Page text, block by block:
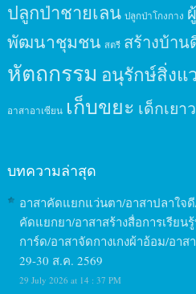
ปลูกป่าชายเลน ปลูกป่าโกงกาง
พัฒนาชุมชน สตรี สร้างบ้าน
หัตถกรรม อนุรักษ์สิ่งแ
อาสาอาเซียน เก็บขยะ เด็กเยา
บทความล่าสุด
อาสาคัดแยกแว่นตา/อาสาปลาใจ
คัดแยกยา/อาสาสร้างสื่อการเรีย
การ์ด/อาสาจัดกางเกงผ้าอ้อม/อา
29-30 ส.ค. 2569
29 July 2026 at 14 : 37 PM